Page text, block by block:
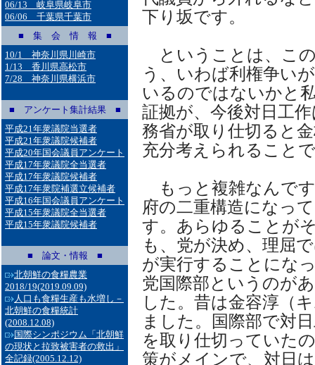
06/13 岐阜県岐阜市
06/06 千葉県千葉市
■ 集 会 情 報 ■
10/1 神奈川県川崎市
1/13 香川県高松市
7/28 神奈川県横浜市
■ アンケート集計結果 ■
平成21年衆議院当選者
平成21年衆議院候補者
平成20年国会議員アンケート
平成17年衆議院全当選者
平成17年衆議院候補者
平成17年衆院補選立候補者
平成16年国会議員アンケート
平成15年衆議院全当選者
平成15年衆議院候補者
■ 論文・情報 ■
北朝鮮の食糧農業
2018/19(2019.09.09)
人口も食糧生産も水増し－
北朝鮮の食糧統計
(2008.12.08)
国際シンポジウム「北朝鮮
の現状と拉致被害者の救出」
全記録(2005.12.12)
下り坂です。
ということは、こ
う、いわば利権争い
いるのではないかと
証拠が、今後対日工
務省が取り仕切ると
充分考えられること
もっと複雑なんで
府の二重構造になっ
す。あらゆることが
も、党が決め、理屈
が実行することにな
党国際部というのが
した。昔は金容淳（
ました。国際部で対
を取り仕切っていた
策がメインで、対日